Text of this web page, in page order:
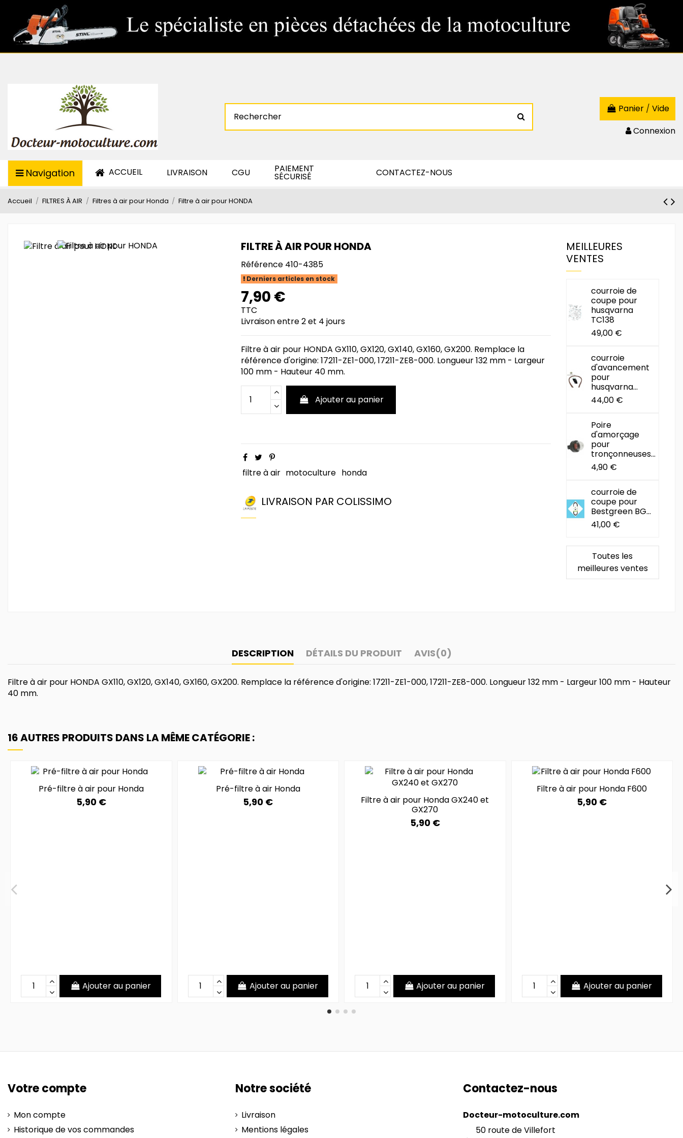
Panier / Vide
Connexion
Navigation ACCUEIL LIVRAISON CGU PAIEMENT
SÉCURISÉ CONTACTEZ-NOUS
Accueil FILTRES À AIR Filtres à air pour Honda Filtre à air pour HONDA
FILTRE À AIR POUR HONDA
Référence 410-4385
Derniers articles en stock
7,90 €
TTC
Livraison entre 2 et 4 jours
Filtre à air pour HONDA GX110, GX120, GX140, GX160, GX200. Remplace la
référence d'origine: 17211-ZE1-000, 17211-ZE8-000. Longueur 132 mm - Largeur
100 mm - Hauteur 40 mm.
Ajouter au panier
filtre à air motoculture honda
LIVRAISON PAR COLISSIMO
MEILLEURES
VENTES
courroie de
coupe pour
husqvarna
TC138
49,00 €
courroie
d'avancement
pour
husqvarna...
44,00 €
Poire
d'amorçage
pour
tronçonneuses...
4,90 €
courroie de
coupe pour
Bestgreen BG...
41,00 €
Toutes les
meilleures ventes
DESCRIPTION DÉTAILS DU PRODUIT AVIS(0)
Filtre à air pour HONDA GX110, GX120, GX140, GX160, GX200. Remplace la référence d'origine: 17211-ZE1-000, 17211-ZE8-000. Longueur 132 mm - Largeur 100 mm - Hauteur
40 mm.
16 AUTRES PRODUITS DANS LA MÊME CATÉGORIE :
Pré-filtre à air pour Honda
5,90 €
Ajouter au panier
Pré-filtre à air Honda
5,90 €
Ajouter au panier
Filtre à air pour Honda GX240 et
GX270
5,90 €
Ajouter au panier
Filtre à air pour Honda F600
5,90 €
Ajouter au panier
Votre compte
Mon compte
Historique de vos commandes
Notre société
Livraison
Mentions légales
Contactez-nous
Docteur-motoculture.com
50 route de Villefort